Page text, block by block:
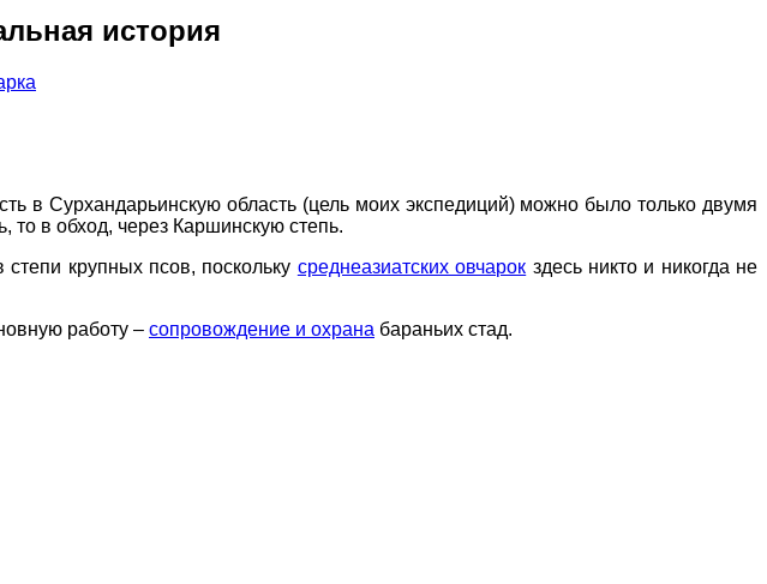
история
в Сурхандарьинскую область (цель моих экспедиций) можно было только двумя
то в обход, через Каршинскую степь.
крупных псов, поскольку среднеазиатских овчарок здесь никто и никогда не
работу – сопровождение и охрана бараньих стад.